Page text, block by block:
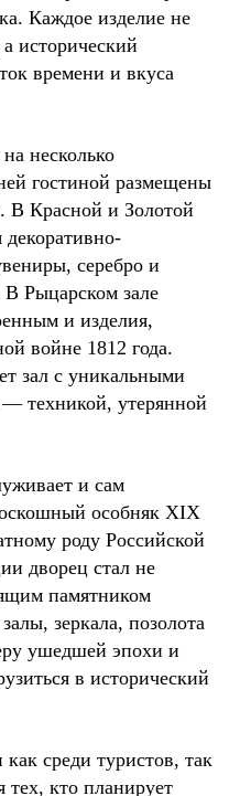
Каждое изделие не
исторический
времени и вкуса
несколько
гостиной размещены
В Красной и Золотой
серебро и
Рыцарском зале
и изделия,
войне 1812 года.
зал с уникальными
техникой, утерянной
и сам
особняк XIX
роду Российской
дворец стал не
памятником
зеркала, позолота
ушедшей эпохи и
в исторический
среди туристов, так
тех, кто планирует